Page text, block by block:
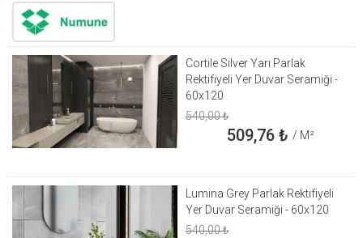
Cortile Silver Yarı Parlak
Rektifiyeli Yer Duvar Seramiği -
60x120
540,00₺
509,76₺ / M²
Lumina Grey Parlak Rektifiyeli
Yer Duvar Seramiği - 60x120
540,00₺